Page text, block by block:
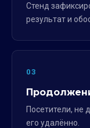
Стенд
результат и
03
Посетители, не
его удалённо.